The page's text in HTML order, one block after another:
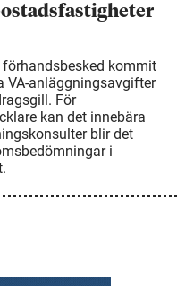
kommit
anläggningsavgifter
För
kan det innebära
blir det
i